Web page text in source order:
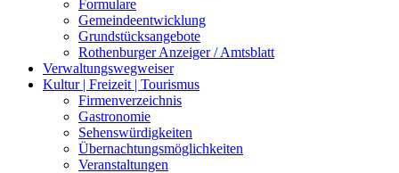
Formulare
Gemeindeentwicklung
Grundstücksangebote
Rothenburger Anzeiger / Amtsblatt
Verwaltungswegweiser
Kultur | Freizeit | Tourismus
Firmenverzeichnis
Gastronomie
Sehenswürdigkeiten
Übernachtungsmöglichkeiten
Veranstaltungen